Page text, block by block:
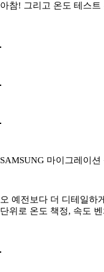
아참! 그리고 온도 테스
SAMSUNG 마이그레이
오 예전보다 더 디테일하
단위로 온도 책정, 속도